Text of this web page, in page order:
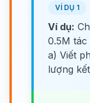
VÍ DỤ 1
Ví dụ:
0.5M tác
a) Viết
lượng